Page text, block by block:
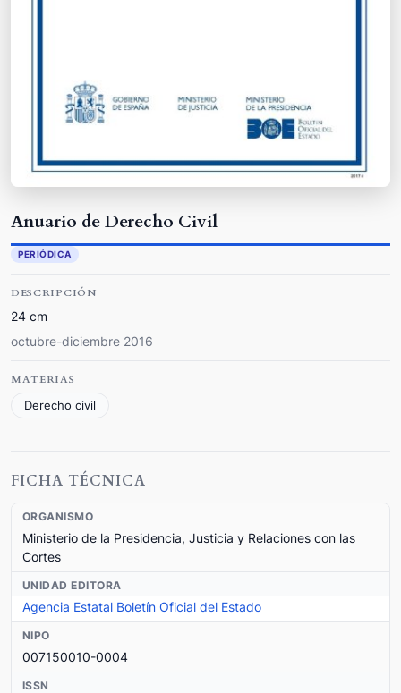
Anuario de Derecho Civil
PERIÓDICA
DESCRIPCIÓN
24 cm
octubre-diciembre 2016
MATERIAS
Derecho civil
FICHA TÉCNICA
ORGANISMO
Ministerio de la Presidencia, Justicia y Relaciones con las
Cortes
UNIDAD EDITORA
Agencia Estatal Boletín Oficial del Estado
NIPO
007150010-0004
ISSN